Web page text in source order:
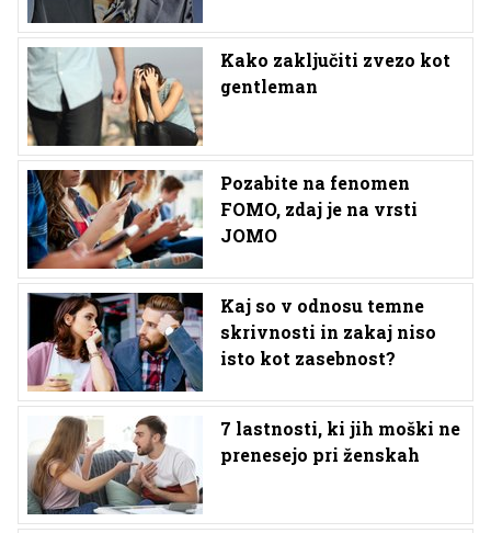
Kako zaključiti zvezo kot
gentleman
Pozabite na fenomen
FOMO, zdaj je na vrsti
JOMO
Kaj so v odnosu temne
skrivnosti in zakaj niso
isto kot zasebnost?
7 lastnosti, ki jih moški ne
prenesejo pri ženskah